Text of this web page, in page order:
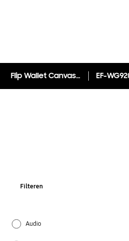
Flip Wallet Canvas Galaxy S6 Gold EF-
Filteren
Audio